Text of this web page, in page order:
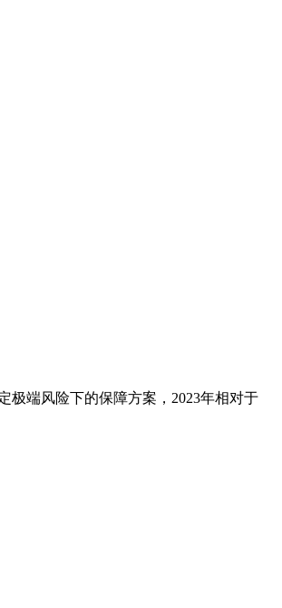
极端风险下的保障方案，2023年相对于